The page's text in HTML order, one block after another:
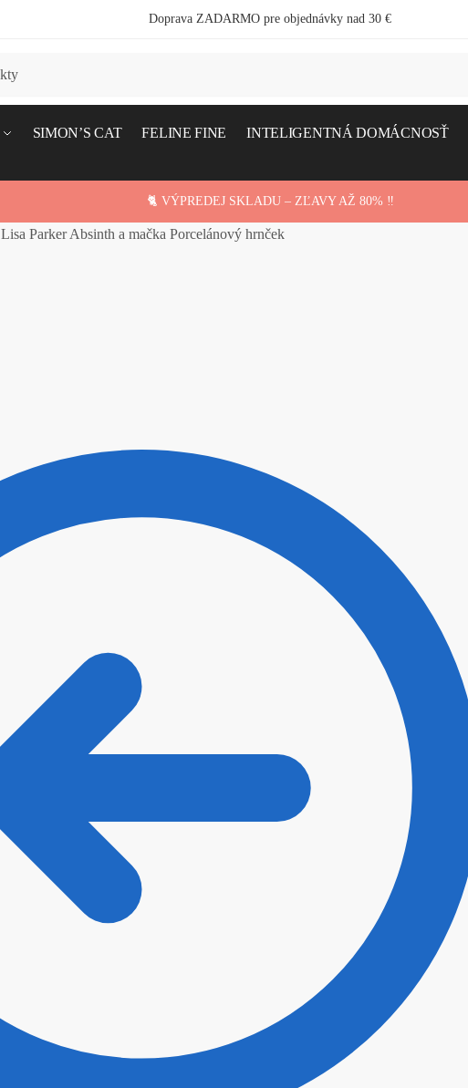
Doprava ZADARMO pre objednávky nad 30 €
SIMON’S CAT FELINE FINE INTELIGENTNÁ DOMÁCNOSŤ
🐈 VÝPREDEJ SKLADU – ZĽAVY AŽ 80% ‼️
Lisa Parker Absinth a mačka Porcelánový hrnček